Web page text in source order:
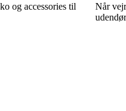
og accessories til
Når